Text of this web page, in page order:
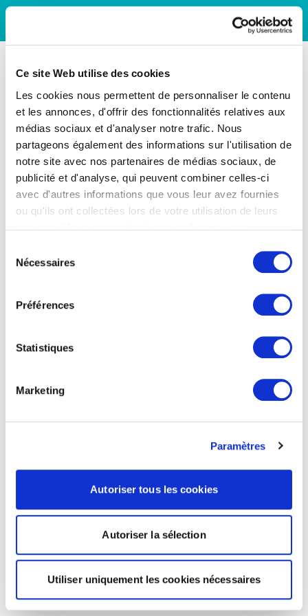
Ce site Web utilise des cookies
Les cookies nous permettent de personnaliser le contenu
et les annonces, d'offrir des fonctionnalités relatives aux
médias sociaux et d'analyser notre trafic. Nous
partageons également des informations sur l'utilisation de
notre site avec nos partenaires de médias sociaux, de
publicité et d'analyse, qui peuvent combiner celles-ci
avec d'autres informations que vous leur avez fournies
ou qu'ils ont collectées lors de votre utilisation de leurs
Nécessaires
Préférences
Statistiques
Marketing
Paramètres
Autoriser tous les cookies
Autoriser la sélection
Utiliser uniquement les cookies nécessaires